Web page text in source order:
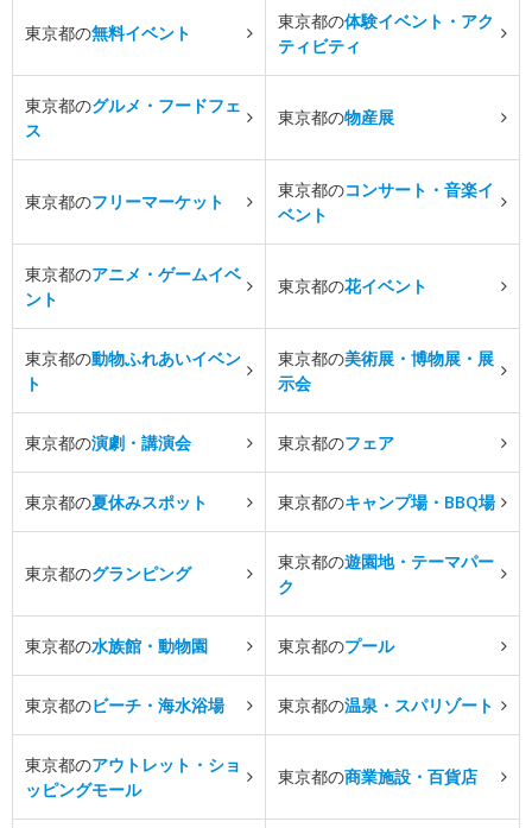
東京都の無料イベント
東京都の体験イベント・アク
ティビティ
東京都のグルメ・フードフェ
ス
東京都の物産展
東京都のフリーマーケット
東京都のコンサート・音楽イ
ベント
東京都のアニメ・ゲームイベ
ント
東京都の花イベント
東京都の動物ふれあいイベン
ト
東京都の美術展・博物展・展
示会
東京都の演劇・講演会 東京都のフェア
東京都の夏休みスポット 東京都のキャンプ場・BBQ場
東京都のグランピング
東京都の遊園地・テーマパー
ク
東京都の水族館・動物園 東京都のプール
東京都のビーチ・海水浴場 東京都の温泉・スパリゾート
東京都のアウトレット・ショ
ッピングモール
東京都の商業施設・百貨店